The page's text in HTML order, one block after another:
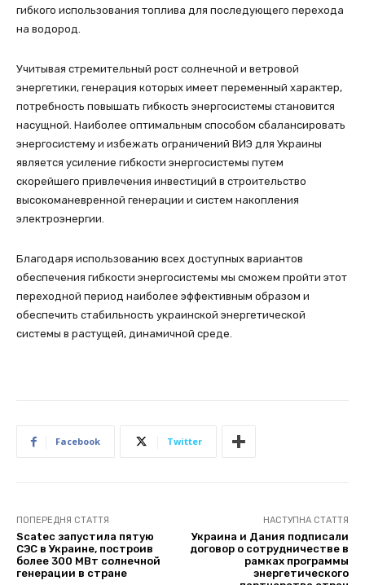
гибкого использования топлива для последующего перехода
на водород.
Учитывая стремительный рост солнечной и ветровой
энергетики, генерация которых имеет переменный характер,
потребность повышать гибкость энергосистемы становится
насущной. Наиболее оптимальным способом сбалансировать
энергосистему и избежать ограничений ВИЭ для Украины
является усиление гибкости энергосистемы путем
скорейшего привлечения инвестиций в строительство
высокоманевренной генерации и систем накопления
электроэнергии.
Благодаря использованию всех доступных вариантов
обеспечения гибкости энергосистемы мы сможем пройти этот
переходной период наиболее эффективным образом и
обеспечить стабильность украинской энергетической
системы в растущей, динамичной среде.
Facebook Twitter
ПОПЕРЕДНЯ СТАТТЯ
Scatec запустила пятую
СЭС в Украине, построив
более 300 МВт солнечной
генерации в стране
НАСТУПНА СТАТТЯ
Украина и Дания подписали
договор о сотрудничестве в
рамках программы
энергетического